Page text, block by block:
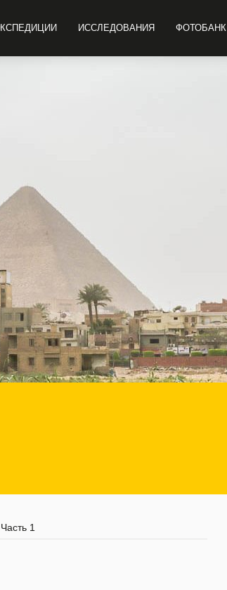
ИССЛЕДОВАНИЯ ФОТОБАНК
1